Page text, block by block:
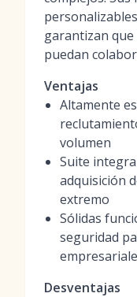
garantizan
puedan
Ventajas
Altamente
volumen
Suite
adquisición
extremo
Sólidas
seguridad
Desventajas